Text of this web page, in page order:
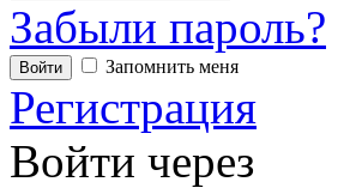
Забыли пароль?
Запомнить меня
Регистрация
Войти через